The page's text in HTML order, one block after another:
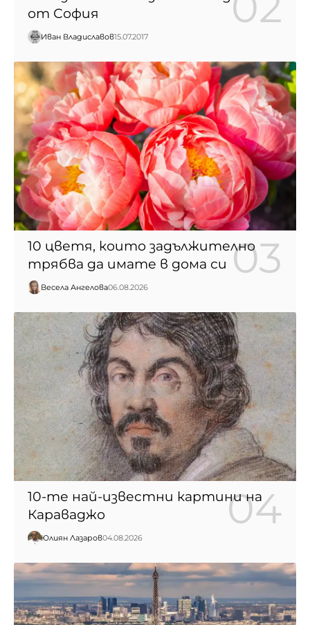
от София
Иван Владиславов15.07.2017
10 цветя, които задължително
трябва да имате в дома си
Весела Ангелова06.08.2026
10-те най-известни картини на
Караваджо
Юлиян Лазаров04.08.2026